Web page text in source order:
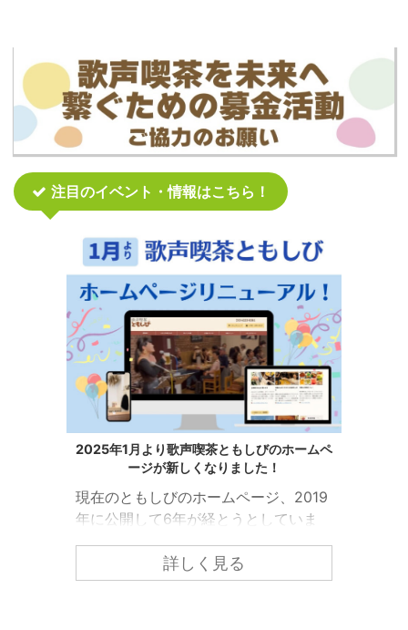
注目のイベント・情報はこちら！
2025年1月より歌声喫茶ともしびのホームペ
ージが新しくなりました！
現在のともしびのホームページ、2019
年に公開して6年が経とうとしていま
しび」の情報をもっと皆様にわかりや
すくお届けするために、ホームページ
詳しく見る